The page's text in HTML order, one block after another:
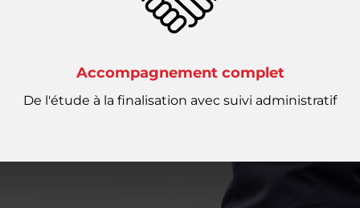
Accompagnement complet
De l'étude à la finalisation avec suivi administratif